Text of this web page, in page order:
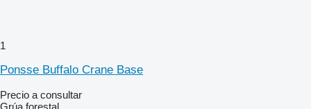
1
Ponsse Buffalo Crane Base
Precio a consultar